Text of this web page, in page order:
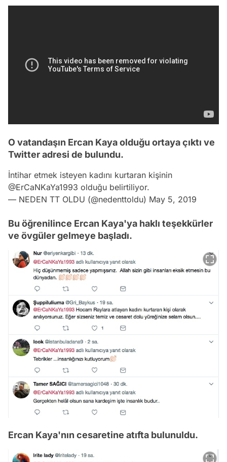
O vatandaşın Ercan Kaya olduğu ortaya çıktı ve
Twitter adresi de bulundu.
İntihar etmek isteyen kadını kurtaran kişinin
@ErCaNKaYa1993 olduğu belirtiliyor.
— NEDEN TT OLDU (@nedenttoldu) May 5, 2019
Bu öğrenilince Ercan Kaya'ya haklı teşekkürler
ve övgüler gelmeye başladı.
Ercan Kaya'nın cesaretine atıfta bulunuldu.